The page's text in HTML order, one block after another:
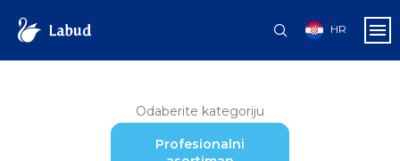
HR
Odaberite kategoriju
Profesionalni